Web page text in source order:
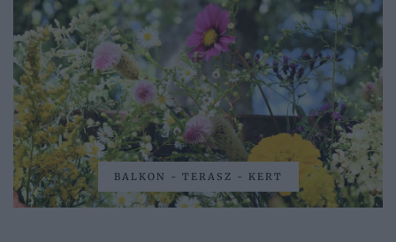
BALKON - TERASZ - KERT